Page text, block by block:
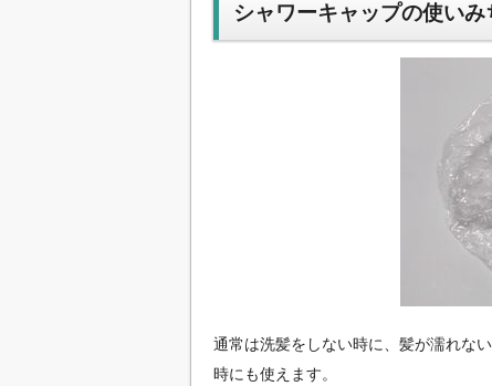
シャワーキャップの使い
通常は洗髪をしない時に、髪が濡れな
時にも使えます。